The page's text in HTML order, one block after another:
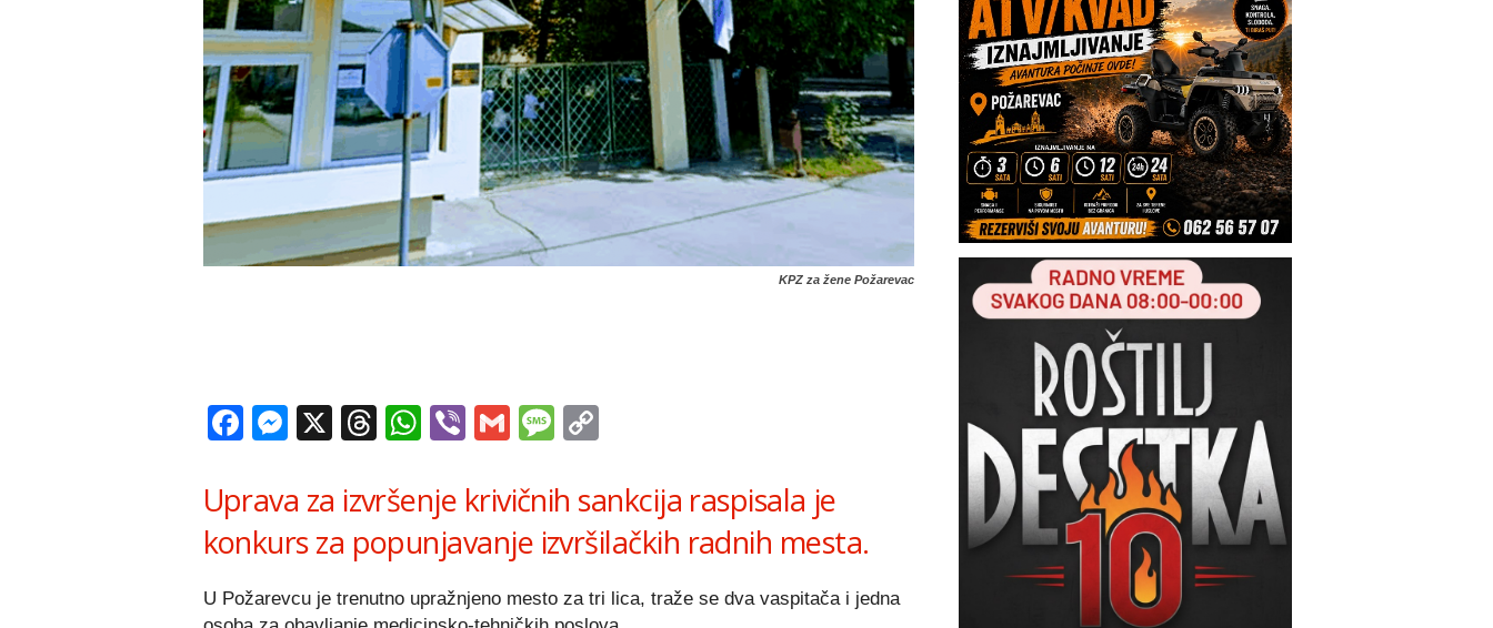
KPZ za žene Požarevac
Facebook
Messenger
X Threads
WhatsApp
ViberGmailMessage
Uprava za izvršenje krivičnih sankcija raspisala je
konkurs za popunjavanje izvršilačkih radnih mesta.
U Požarevcu je trenutno upražnjeno mesto za tri lica, traže se dva vaspitača i jedna